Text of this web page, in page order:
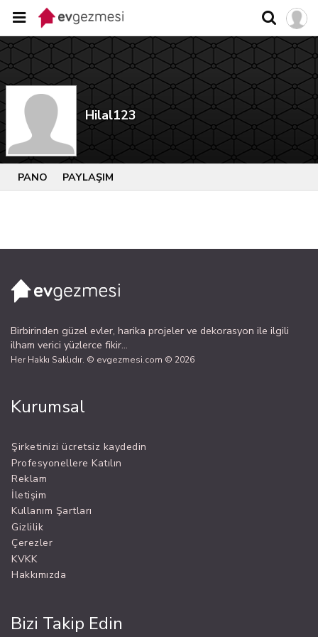
Hilal123
PANO PAYLAŞIM
Birbirinden güzel evler, harika projeler ve dekorasyon ile ilgili
ilham verici yüzlerce fikir...
Her Hakkı Saklıdır. © evgezmesi.com © 2026
Kurumsal
Şirketinizi ücretsiz kaydedin
Profesyonellere Katılın
Reklam
İletişim
Kullanım Şartları
Gizlilik
Çerezler
KVKK
Hakkımızda
Bizi Takip Edin